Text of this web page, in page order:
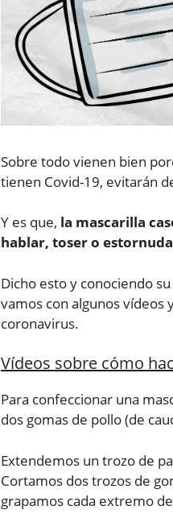
Sobre todo vienen bien
tienen Covid-19, evitarán
Y es que, la mascarilla
hablar, toser o
Dicho esto y conociendo
vamos con algunos vídeos
coronavirus.
Vídeos sobre cómo
Para confeccionar una
dos gomas de pollo (de
Extendemos un trozo de
Cortamos dos trozos de
grapamos cada extremo